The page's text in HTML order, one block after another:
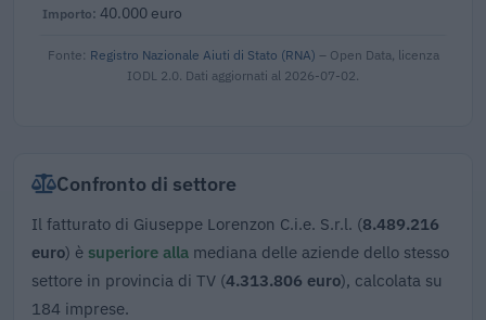
40.000 euro
Fonte: Registro Nazionale Aiuti di Stato (RNA) – Open Data, licenza
IODL 2.0. Dati aggiornati al 2026-07-02.
Confronto di settore
Il fatturato di Giuseppe Lorenzon C.i.e. S.r.l. (8.489.216
euro) è superiore alla mediana delle aziende dello stesso
settore in provincia di TV (4.313.806 euro), calcolata su
184 imprese.